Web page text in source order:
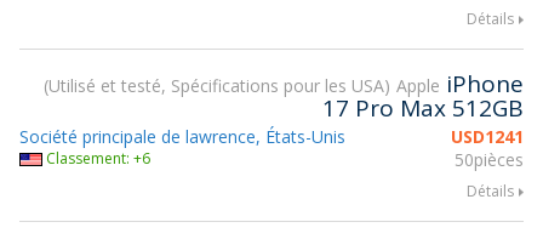
Détails
Utilisé et testé, Spécifications pour les USA Apple iPhone
17 Pro Max 512GB
USD1241
50pièces
Société principale de lawrence, États-Unis
Classement: +6
Détails